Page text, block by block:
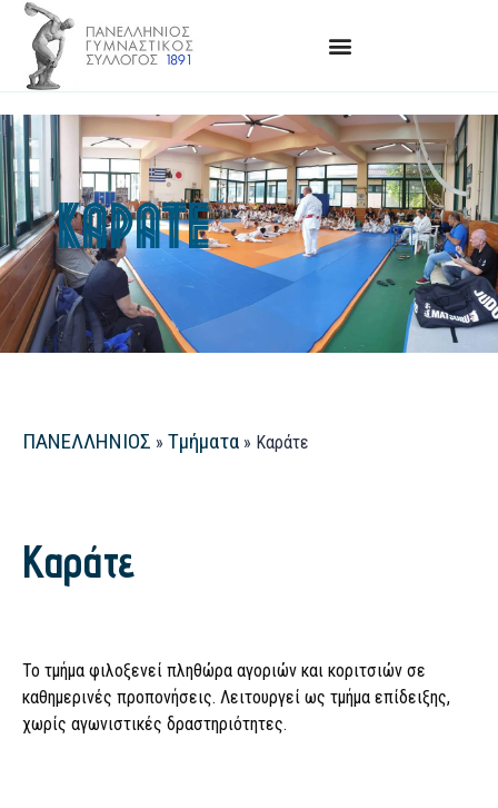
ΚΑΡΆΤΕ
ΠΑΝΕΛΛΗΝΙΟΣ » Τμήματα » Καράτε
Καράτε
Το τμήμα φιλοξενεί πληθώρα αγοριών και κοριτσιών σε
καθημερινές προπονήσεις. Λειτουργεί ως τμήμα επίδειξης,
χωρίς αγωνιστικές δραστηριότητες.